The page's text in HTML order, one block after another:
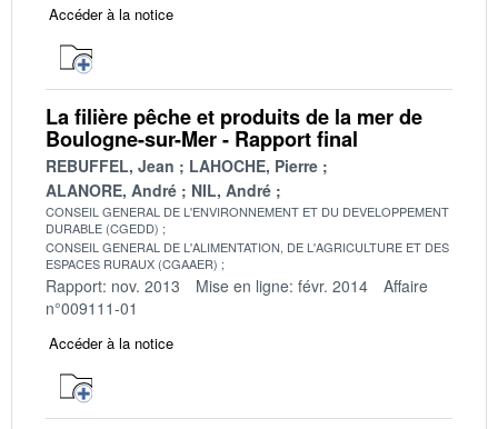
Accéder à la notice
La filière pêche et produits de la mer de
Boulogne-sur-Mer - Rapport final
REBUFFEL, Jean
LAHOCHE, Pierre
ALANORE, André
NIL, André
CONSEIL GENERAL DE L'ENVIRONNEMENT ET DU DEVELOPPEMENT
DURABLE (CGEDD)
CONSEIL GENERAL DE L'ALIMENTATION, DE L'AGRICULTURE ET DES
ESPACES RURAUX (CGAAER)
Rapport: nov. 2013 Mise en ligne: févr. 2014
Affaire
n°009111-01
Accéder à la notice